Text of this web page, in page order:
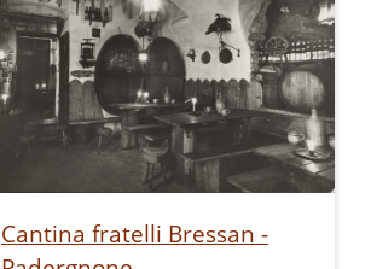
Suddivisa su due piani: al
piano terra negozio di
alimentari sul davanti e la
ben nota "cantinota" sul
retro, al secondo piano
tredici camere dove un
tempo si poteva
pernottare.
Cantina fratelli Bressan -